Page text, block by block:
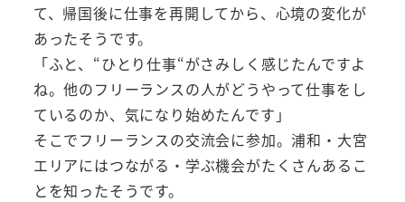
て、帰国後に仕事を再開してから、心境の変化が
あったそうです。
「ふと、“ひとり仕事“がさみしく感じたんですよ
ね。他のフリーランスの人がどうやって仕事をし
ているのか、気になり始めたんです」
そこでフリーランスの交流会に参加。浦和・大宮
エリアにはつながる・学ぶ機会がたくさんあるこ
とを知ったそうです。